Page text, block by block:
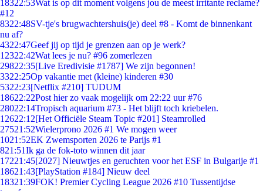
18322:53Wat is op dit moment volgens jou de meest irritante reclame?
#12
8322:48SV-tje's brugwachtershuis(je) deel #8 - Komt de binnenkant
nu af?
4322:47Geef jij op tijd je grenzen aan op je werk?
12322:42Wat lees je nu? #96 zomerlezen
29822:35[Live Eredivisie #1787] We zijn begonnen!
3322:25Op vakantie met (kleine) kinderen #30
5322:23[Netflix #210] TUDUM
18622:22Post hier zo vaak mogelijk om 22:22 uur #76
28022:14Tropisch aquarium #73 - Het blijft toch kriebelen.
12622:12[Het Officiële Steam Topic #201] Steamrolled
27521:52Wielerprono 2026 #1 We mogen weer
1021:52EK Zwemsporten 2026 te Parijs #1
821:51Ik ga de fok-toto winnen dit jaar
17221:45[2027] Nieuwtjes en geruchten voor het ESF in Bulgarije #1
18621:43[PlayStation #184] Nieuw deel
18321:39FOK! Premier Cycling League 2026 #10 Tussentijdse